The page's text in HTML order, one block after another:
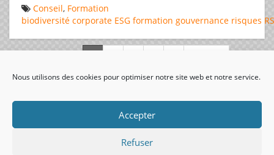
Nous utilisons des cookies pour optimiser notre site web et notre service.
Accepter
Refuser
Conseil, Formation
biodiversité corporate ESG formation gouvernance risques
visiteurs uniques: